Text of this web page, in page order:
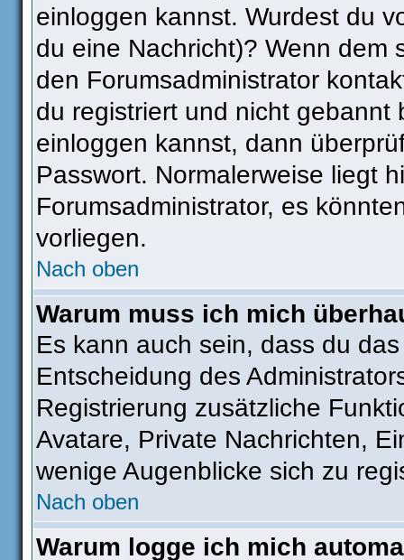
einloggen kannst. Wurdest du
du eine Nachricht)? Wenn dem
den Forumsadministrator
du registriert und nicht gebannt
einloggen kannst, dann
Passwort. Normalerweise liegt
Forumsadministrator, es
vorliegen.
Nach oben
Warum muss ich mich
Es kann auch sein, dass du
Entscheidung des
Registrierung zusätzliche
Avatare, Private Nachrichten,
wenige Augenblicke sich zu
Nach oben
Warum logge ich mich